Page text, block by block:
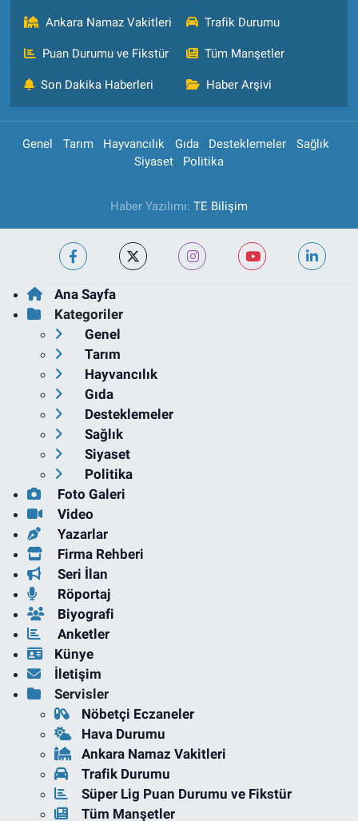
Ankara Namaz Vakitleri Trafik Durumu
Puan Durumu ve Fikstür Tüm Manşetler
Son Dakika Haberleri Haber Arşivi
Genel Tarım Hayvancılık Gıda Desteklemeler
Sağlık
Siyaset
Politika
Haber Yazılımı: TE Bilişim
Ana Sayfa
Kategoriler
Genel
Tarım
Hayvancılık
Gıda
Desteklemeler
Sağlık
Siyaset
Politika
Foto Galeri
Video
Yazarlar
Firma Rehberi
Seri İlan
Röportaj
Biyografi
Anketler
Künye
İletişim
Servisler
Nöbetçi Eczaneler
Hava Durumu
Ankara Namaz Vakitleri
Trafik Durumu
Süper Lig Puan Durumu ve Fikstür
Tüm Manşetler